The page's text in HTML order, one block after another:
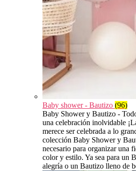
Baby shower - Bautizo (96)
Baby Shower y Bautizo -
una celebración inolvidable
merece ser celebrada a lo
colección Baby Shower y
necesario para organizar una
color y estilo. Ya sea para un
alegría o un Bautizo lleno de